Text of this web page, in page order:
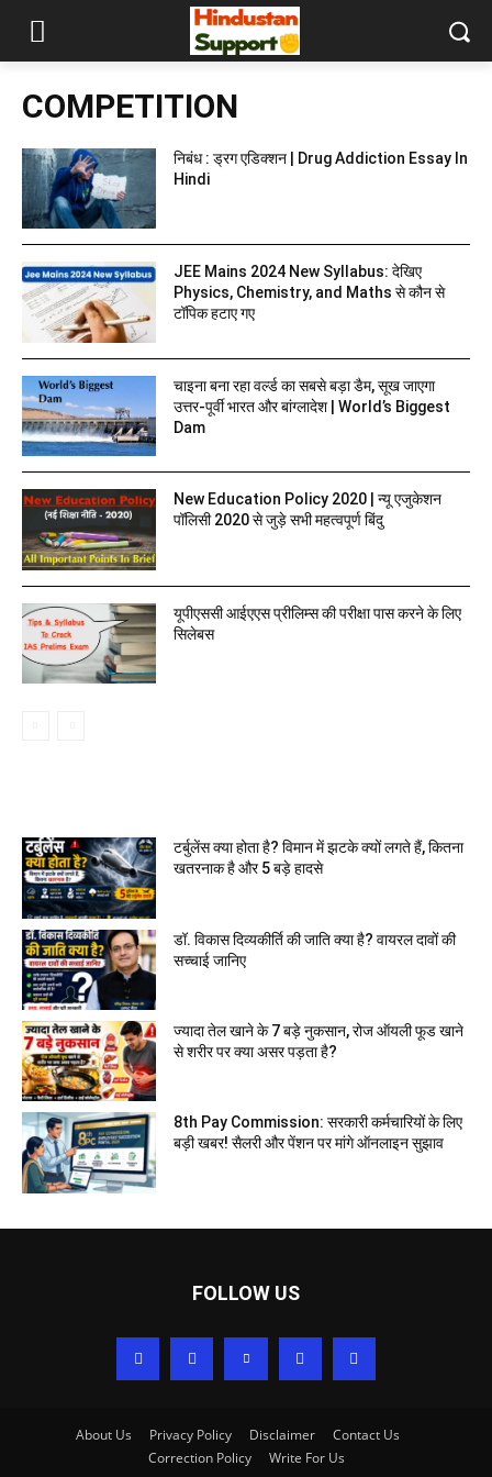
COMPETITION
निबंध : ड्रग एडिक्शन | Drug Addiction Essay In
Hindi
JEE Mains 2024 New Syllabus: देखिए
Physics, Chemistry, and Maths से कौन से
टॉपिक हटाए गए
चाइना बना रहा वर्ल्ड का सबसे बड़ा डैम, सूख जाएगा
उत्तर-पूर्वी भारत और बांग्‍लादेश | World’s Biggest
Dam
New Education Policy 2020 | न्यू एजुकेशन
पॉलिसी 2020 से जुड़े सभी महत्वपूर्ण बिंदु
यूपीएससी आईएएस प्रीलिम्स की परीक्षा पास करने के लिए
सिलेबस
टर्बुलेंस क्या होता है? विमान में झटके क्यों लगते हैं, कितना
खतरनाक है और 5 बड़े हादसे
डॉ. विकास दिव्यकीर्ति की जाति क्या है? वायरल दावों की
सच्चाई जानिए
ज्यादा तेल खाने के 7 बड़े नुकसान, रोज ऑयली फूड खाने
से शरीर पर क्या असर पड़ता है?
8th Pay Commission: सरकारी कर्मचारियों के लिए
बड़ी खबर! सैलरी और पेंशन पर मांगे ऑनलाइन सुझाव
FOLLOW US
About Us Privacy Policy Disclaimer
Contact Us
Correction Policy
Write For Us